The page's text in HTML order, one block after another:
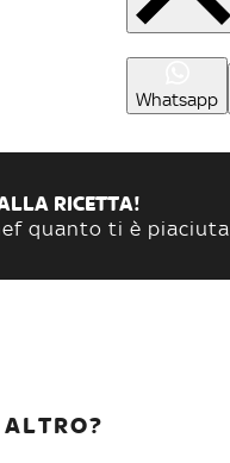
Whatsapp
RICETTA!
quanto ti è piaciuta.